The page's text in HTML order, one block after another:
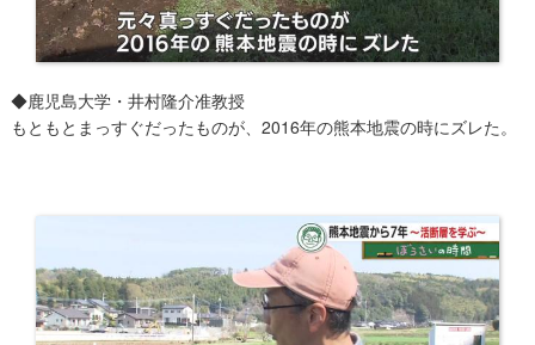
◆鹿児島大学・井村隆介准教授
もともとまっすぐだったものが、2016年の熊本地震の時にズレた。